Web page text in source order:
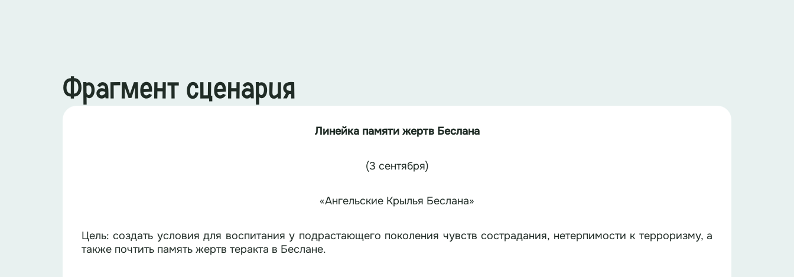
Фрагмент сценария
Линейка памяти жертв Беслана
(3 сентября)
«Ангельские Крылья Беслана»
Цель: создать условия для воспитания у подрастающего поколения чувств сострадания, нетерпимости к терроризму, а
также почтить память жертв теракта в Беслане.